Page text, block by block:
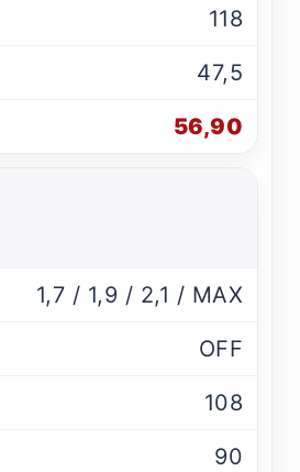
118
47,5
56,90
1,7 / 1,9 / 2,1 / MAX
OFF
108
90